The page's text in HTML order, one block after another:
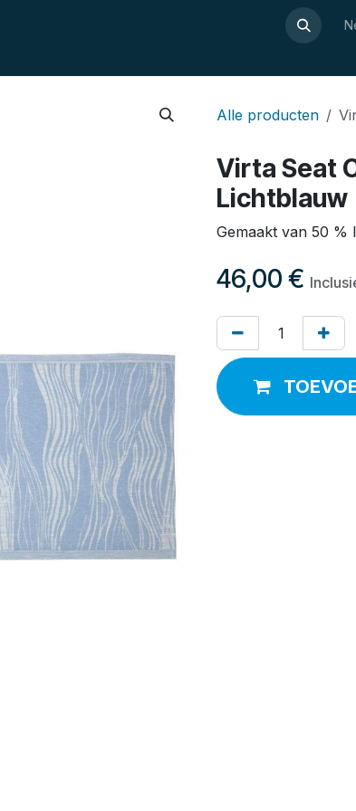
Contact
Alle producten
Virta Seat
Lichtblauw
Gemaakt van 50 %
46,00 €